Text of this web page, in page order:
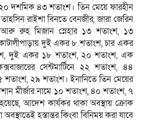
দশমিক ৪৩ শতাংশ। তিন মেয়ে ফারহীন
রাইশা বিনতে বেনজীর, জারা জেরিন
রুহ মিজান স্নেহার ১৩ শতাংশ, ১৩
দুই একর ৮ শতাংশ, চার একর
দুই একর ১৮ শতাংশ, ২০ শতাংশ, এক
সেন্টমার্টিনে ২২ শতাংশ, ৪৪
২৯ শতাংশ। ইনানিতে তিন মেয়ের
মীর্জার নামে ১০ শতাংশ, ৪০ শতাংশ, ৭
আদেশ কার্যকর থাকা অবস্থায় ক্রোক
হস্তান্তর কিংবা বিনিময় করা যাবে